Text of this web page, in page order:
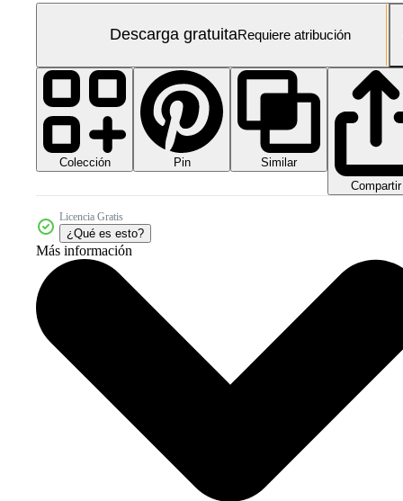
Descarga gratuitaRequiere atribución
Colección Pin
Similar
Compartir
Licencia Gratis
¿Qué es esto?
Más información